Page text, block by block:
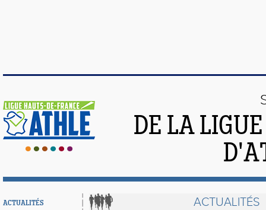
DE LA
ACTUALITÉS ACTUALITÉS